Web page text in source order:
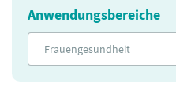
Anwendungsbereiche
Frauengesundheit